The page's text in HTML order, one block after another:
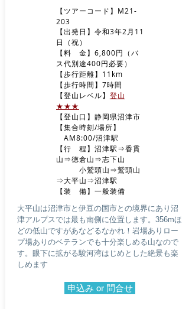
【ツアーコード】M21-
203
【出発日】令和3年2月11
日（祝）
【料 金】6,800円（バ
ス代別途400円必要）
【歩行距離】11km
【歩行時間】7時間
​【登山レベル】 登山
★★★
​【登山口】静岡県沼津市
【集合時刻/場所】
AM8:00/沼津駅
​【行 程】沼津駅⇒香貫
山⇒徳倉山⇒志下山
小鷲頭山⇒鷲頭山
⇒大平山⇒沼津駅
​【装 備】一般装備
大平山は沼津市と伊豆の国市との境界にあり沼
津アルプスでは最も南側に位置します。356mほ
どの低山ですがあなどるなかれ！岩場ありロー
プ場ありのベテランでも十分楽しめる山なので
す。眼下に拡がる駿河湾はじめとした絶景も楽
しめます
申込み or 問合せ